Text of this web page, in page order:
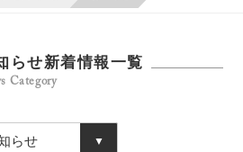
らせ新着情報一覧
Category